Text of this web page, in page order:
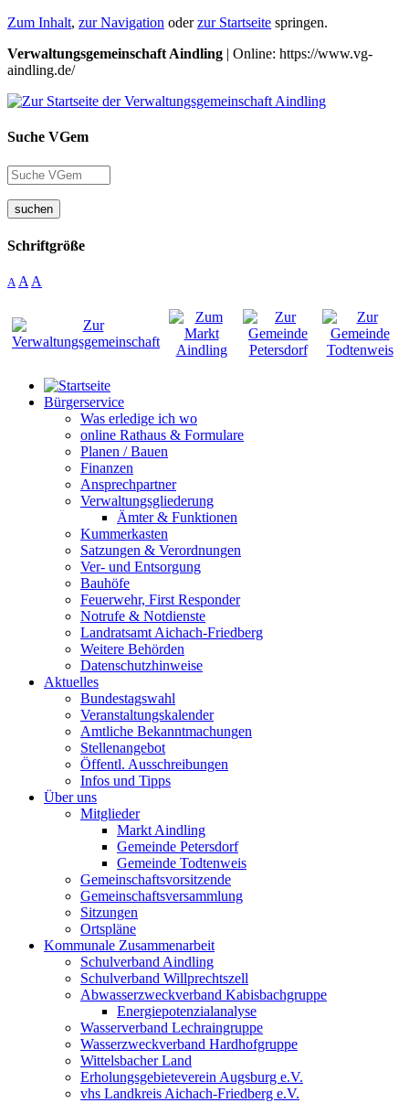
Zum Inhalt, zur Navigation oderzur Startseite springen.
Verwaltungsgemeinschaft Aindling | Online: https://www.vg-
aindling.de/
Suche VGem
suchen
Schriftgröße
A A A
Bürgerservice
Was erledige ich wo
online Rathaus & Formulare
Planen / Bauen
Finanzen
Ansprechpartner
Verwaltungsgliederung
Ämter & Funktionen
Kummerkasten
Satzungen & Verordnungen
Ver- und Entsorgung
Bauhöfe
Feuerwehr, First Responder
Notrufe & Notdienste
Landratsamt Aichach-Friedberg
Weitere Behörden
Datenschutzhinweise
Aktuelles
Bundestagswahl
Veranstaltungskalender
Amtliche Bekanntmachungen
Stellenangebot
Öffentl. Ausschreibungen
Infos und Tipps
Über uns
Mitglieder
Markt Aindling
Gemeinde Petersdorf
Gemeinde Todtenweis
Gemeinschaftsvorsitzende
Gemeinschaftsversammlung
Sitzungen
Ortspläne
Kommunale Zusammenarbeit
Schulverband Aindling
Schulverband Willprechtszell
Abwasserzweckverband Kabisbachgruppe
Energiepotenzialanalyse
Wasserverband Lechraingruppe
Wasserzweckverband Hardhofgruppe
Wittelsbacher Land
Erholungsgebieteverein Augsburg e.V.
vhs Landkreis Aichach-Friedberg e.V.